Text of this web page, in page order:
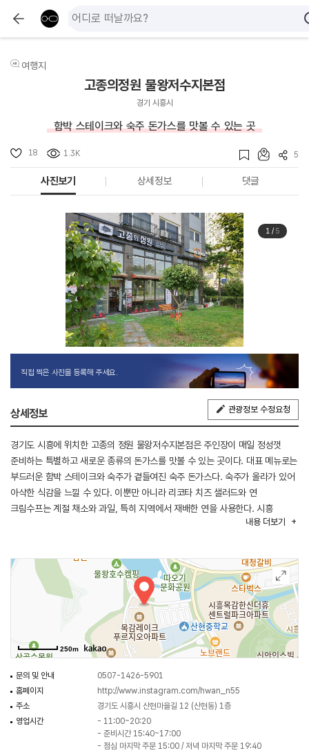
여행지
고종의정원 물왕저수지본점
경기 시흥시
함박 스테이크와 숙주 돈가스를 맛볼 수 있는 곳
18 1.3K 5
사진보기 상세정보 댓글
1/ 5
직접 찍은 사진을 등록해 주세요.
상세정보 관광정보 수정요청
경기도 시흥에 위치한 고종의 정원 물왕저수지본점은 주인장이 매일 정성껏
준비하는 특별하고 새로운 종류의 돈가스를 맛볼 수 있는 곳이다. 대표 메뉴로는
부드러운 함박 스테이크와 숙주가 곁들여진 숙주 돈가스다. 숙주가 올라가 있어
아삭한 식감을 느낄 수 있다. 이뿐만 아니라 리코타 치즈 샐러드와 연
크림수프는 계절 채소와 과일, 특히 지역에서 재배한 연을 사용한다. 시흥
물왕호수 바로 앞에 위치해 있으며 식사 후 가볍게 산책까지 즐길 수 있다. 주변
내용 더보기
250m
문의 및 안내
0507-1426-5901
홈페이지
http://www.instagram.com/hwan_n55
주소
경기도 시흥시 산현마을길 12 (산현동) 1층
영업시간
- 11:00~20:20
- 준비시간 15:40~17:00
- 점심 마지막 주문 15:00 / 저녁 마지막 주문 19:40